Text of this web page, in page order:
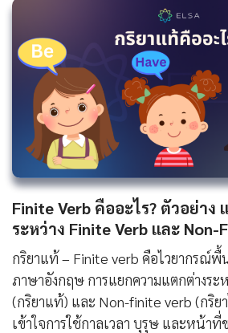
Finite Verb คืออะไร? ตัวอย่าง
ระหว่าง Finite Verb และ Non-
กริยาแท้ – Finite verb คือไวยากรณ์
ภาษาอังกฤษ การแยกความแตกต่างระ
(กริยาแท้) และ Non-finite verb (กริ
เข้าใจการใช้กาลเวลา บุรุษ และหน้าที่